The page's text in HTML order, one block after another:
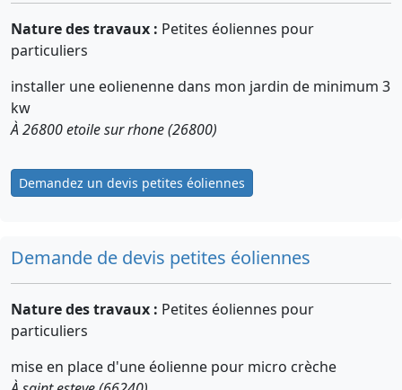
Nature des travaux : Petites éoliennes pour
particuliers
installer une eolienenne dans mon jardin de minimum 3
kw
À 26800 etoile sur rhone (26800)
Demandez un devis petites éoliennes
Demande de devis petites éoliennes
Nature des travaux : Petites éoliennes pour
particuliers
mise en place d'une éolienne pour micro crèche